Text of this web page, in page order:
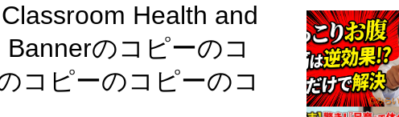
Health and
のコピーのコ
コピーのコピーのコ